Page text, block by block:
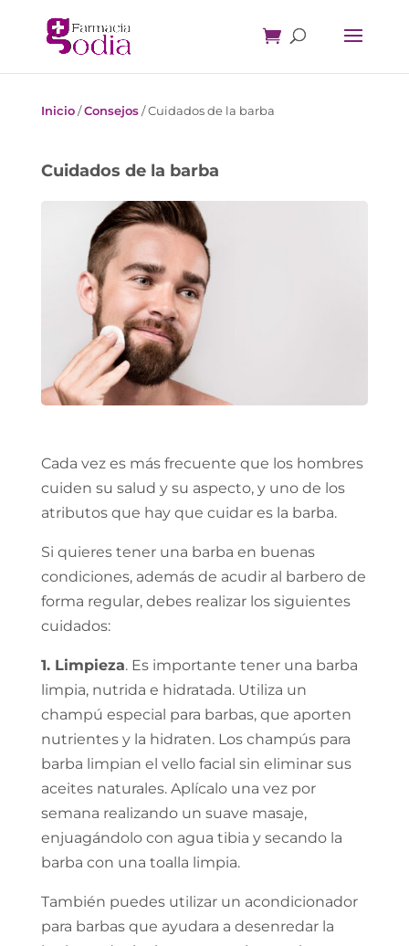
Inicio/Consejos/Cuidados de la barba
Cuidados de la barba
Cada vez es más frecuente que los hombres
cuiden su salud y su aspecto, y uno de los
atributos que hay que cuidar es la barba.
Si quieres tener una barba en buenas
condiciones, además de acudir al barbero de
forma regular, debes realizar los siguientes
cuidados:
1. Limpieza. Es importante tener una barba
limpia, nutrida e hidratada. Utiliza un
champú especial para barbas, que aporten
nutrientes y la hidraten. Los champús para
barba limpian el vello facial sin eliminar sus
aceites naturales. Aplícalo una vez por
semana realizando un suave masaje,
enjuagándolo con agua tibia y secando la
barba con una toalla limpia.
También puedes utilizar un acondicionador
para barbas que ayudara a desenredar la